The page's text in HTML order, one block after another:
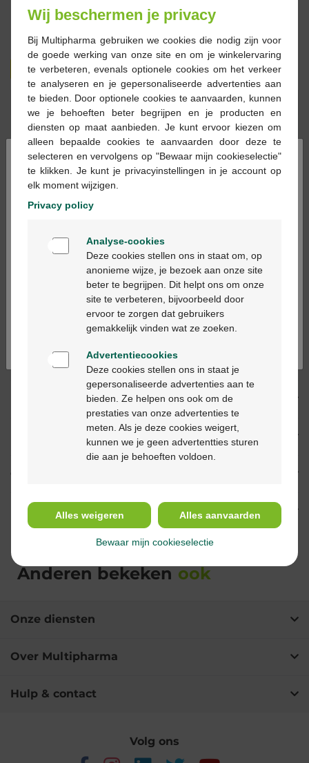
€ 19,04 € 27,00
Bestellen Reserveren
Voorraad uitgeput
Op werkdagen vóór 12u besteld, volgende
werkdag geleverd
levering in je Multipharma apotheek
levering thuis vanaf €55
Klantendienst
via chat of contactformulier
Productbeschrijving
Eigenschappen
Ingrediënten
Anderen bekeken ook
Onze diensten
Over Multipharma
Hulp & contact
Volg ons
×
Bienvenue
Ga verder in het nederlands
Continuez en français
Wij beschermen je privacy
Bij Multipharma gebruiken we cookies die nodig zijn voor
de goede werking van onze site en om je winkelervaring
te verbeteren, evenals optionele cookies om het verkeer
te analyseren en je gepersonaliseerde advertenties aan
te bieden. Door optionele cookies te aanvaarden, kunnen
we je behoeften beter begrijpen en je producten en
diensten op maat aanbieden. Je kunt ervoor kiezen om
alleen bepaalde cookies te aanvaarden door deze te
selecteren en vervolgens op "Bewaar mijn cookieselectie"
te klikken. Je kunt je privacyinstellingen in je account op
elk moment wijzigen.
Privacy policy
Analyse-cookies
Deze cookies stellen ons in staat om, op
anonieme wijze, je bezoek aan onze site
beter te begrijpen. Dit helpt ons om onze
site te verbeteren, bijvoorbeeld door
ervoor te zorgen dat gebruikers
gemakkelijk vinden wat ze zoeken.
Advertentiecookies
Deze cookies stellen ons in staat je
gepersonaliseerde advertenties aan te
bieden. Ze helpen ons ook om de
prestaties van onze advertenties te
meten. Als je deze cookies weigert,
kunnen we je geen advertentties sturen
die aan je behoeften voldoen.
Alles weigeren Alles aanvaarden
Bewaar mijn cookieselectie